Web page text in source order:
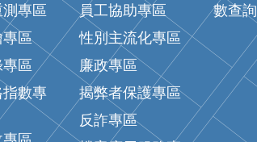
專區
專區
區
數專
員工協助專區
性別主流化專區
廉政專區
揭弊者保護專區
反詐專區
數查詢